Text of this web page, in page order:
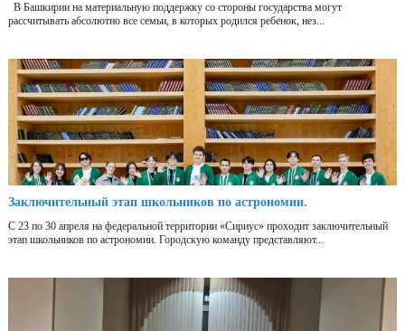
В Башкирии на материальную поддержку со стороны государства могут
рассчитывать абсолютно все семьи, в которых родился ребенок, нез...
Заключительный этап школьников по астрономии.
С 23 по 30 апреля на федеральной территории «Сириус» проходит заключительный
этап школьников по астрономии. Городскую команду представляют...